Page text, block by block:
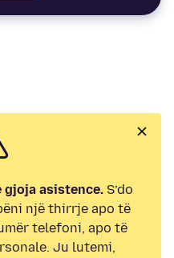
gjoja asistence.S’do
një thirrje apo të
telefoni, apo të
Ju lutemi,